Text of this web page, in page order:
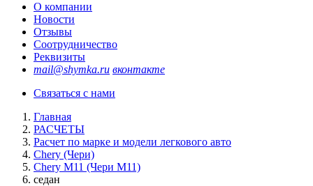
О компании
Новости
Отзывы
Соотрудничество
Реквизиты
mail@shymka.ru вконтакте
Связаться с нами
Главная
РАСЧЕТЫ
Расчет по марке и модели легкового авто
Chery (Чери)
Chery M11 (Чери М11)
седан